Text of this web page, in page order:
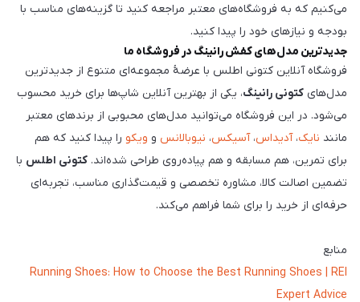
می‌کنیم که به فروشگاه‌های معتبر مراجعه کنید تا گزینه‌های مناسب با
بودجه و نیازهای خود را پیدا کنید.
جدیدترین مدل‌های کفش رانینگ در فروشگاه ما
فروشگاه آنلاین کتونی اطلس با عرضۀ مجموعه‌ای متنوع از جدیدترین
مدل‌های کتونی رانینگ، یکی از بهترین آنلاین شاپ‌ها برای خرید محسوب
می‌شود. در این فروشگاه می‌توانید مدل‌های محبوبی از برندهای معتبر
مانند نایک،آدیداس،آسیکس، نیوبالانس و ویکو را پیدا کنید که هم
برای تمرین، هم مسابقه و هم پیاده‌روی طراحی شده‌اند. کتونی اطلس با
تضمین اصالت کالا، مشاوره تخصصی و قیمت‌گذاری مناسب، تجربه‌ای
حرفه‌ای از خرید را برای شما فراهم می‌کند.
منابع
Running Shoes: How to Choose the Best Running Shoes | REI
Expert Advice